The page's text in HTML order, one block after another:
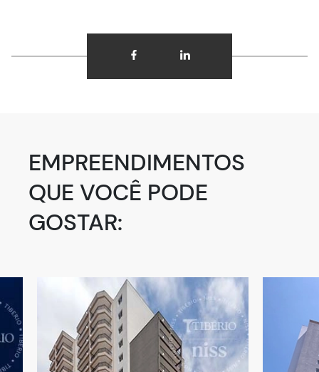
EMPREENDIMENTOS
QUE VOCÊ PODE
GOSTAR: